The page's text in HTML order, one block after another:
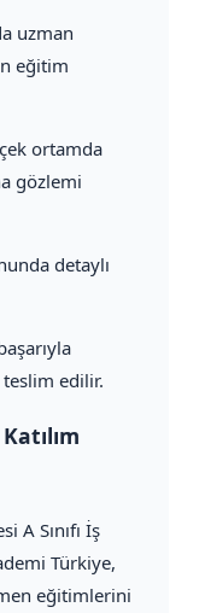
uzman
eğitim
ortamda
gözlemi
detaylı
teslim edilir.
A Sınıfı İş
Türkiye,
eğitimlerini